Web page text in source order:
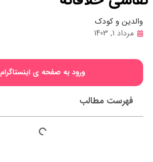
والدین و کودک
مرداد 1, 1403
ورود به صفحه ی اینستاگرام
فهرست مطالب